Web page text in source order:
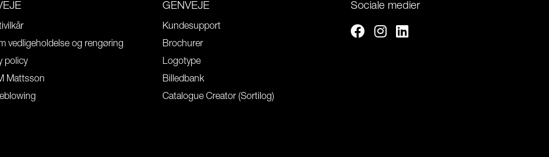
vedligeholdelse og rengøring
policy
Mattsson
GENVEJE
Kundesupport
Brochurer
Logotype
Billedbank
Catalogue Creator (Sortilog)
Sociale medier
FacebookInstagram